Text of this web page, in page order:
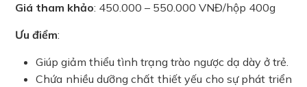
Giá tham khảo: 450.000 – 550.000 VNĐ/hộp 400g
Ưu điểm:
Giúp giảm thiểu tình trạng trào ngược dạ dày ở trẻ.
Chứa nhiều dưỡng chất thiết yếu cho sự phát triển